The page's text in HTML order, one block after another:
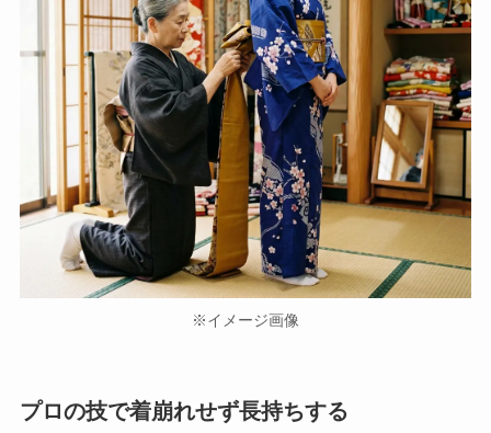
※イメージ画像
プロの技で着崩れせず長持ちする